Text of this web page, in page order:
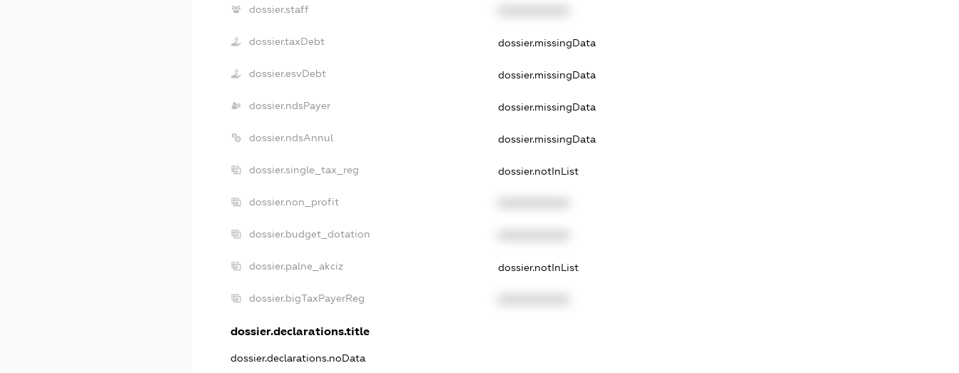
dossier.staff
dossier.taxDebt dossier.missingData
dossier.esvDebt dossier.missingData
dossier.ndsPayer dossier.missingData
dossier.ndsAnnul dossier.missingData
dossier.single_tax_reg dossier.notInList
dossier.non_profit
dossier.budget_dotation
dossier.palne_akciz dossier.notInList
dossier.bigTaxPayerReg
dossier.declarations.title
dossier.declarations.noData